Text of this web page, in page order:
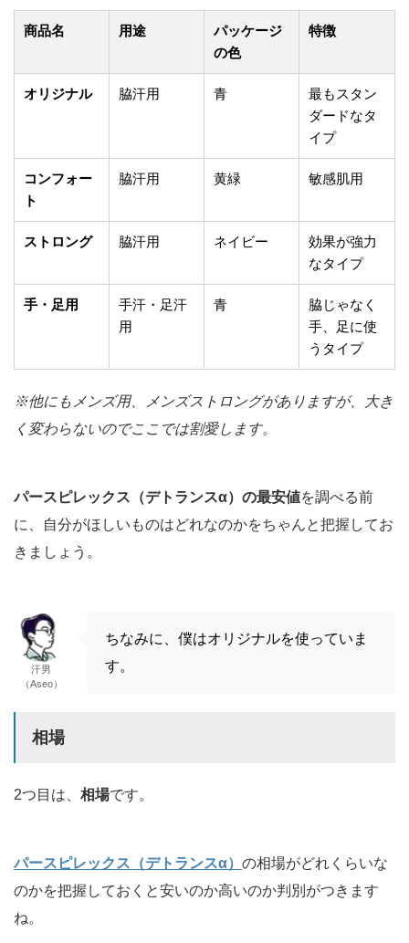
商品名 用途
パッケージ
の色
特徴
オリジナル 脇汗用 青
最もスタン
ダードなタ
イプ
コンフォー
ト
脇汗用 黄緑 敏感肌用
ストロング 脇汗用 ネイビー
効果が強力
なタイプ
手・足用
手汗・足汗
用
青
脇じゃなく
手、足に使
うタイプ
※他にもメンズ用、メンズストロングがありますが、大き
く変わらないのでここでは割愛します。
パースピレックス（デトランスα）の最安値を調べる前
に、自分がほしいものはどれなのかをちゃんと把握してお
きましょう。
汗男
（Aseo）
ちなみに、僕はオリジナルを使っていま
す。
相場
2つ目は、 相場です。
パースピレックス（デトランスα） の相場がどれくらいな
のかを把握しておくと安いのか高いのか判別がつきます
ね。